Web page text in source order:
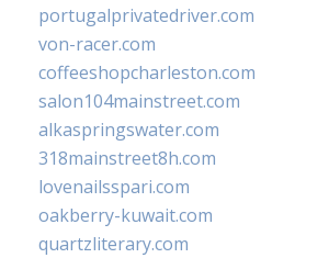
portugalprivatedriver.com
von-racer.com
coffeeshopcharleston.com
salon104mainstreet.com
alkaspringswater.com
318mainstreet8h.com
lovenailsspari.com
oakberry-kuwait.com
quartzliterary.com